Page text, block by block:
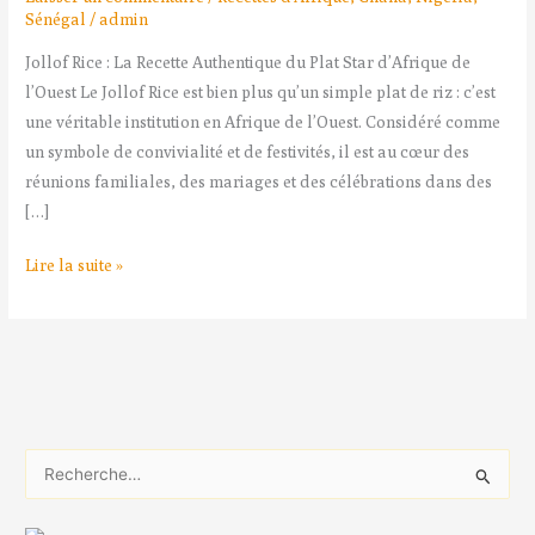
Sénégal /admin
Jollof Rice : La Recette Authentique du Plat Star d’Afrique de
l’Ouest Le Jollof Rice est bien plus qu’un simple plat de riz : c’est
une véritable institution en Afrique de l’Ouest. Considéré comme
un symbole de convivialité et de festivités, il est au cœur des
réunions familiales, des mariages et des célébrations dans des
[…]
Lire la suite »